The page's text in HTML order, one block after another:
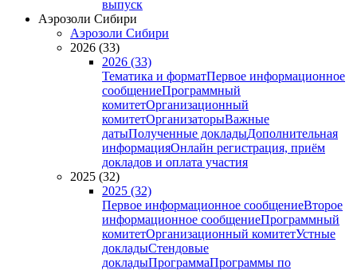
выпуск
Аэрозоли Сибири
Аэрозоли Сибири
2026 (33)
2026 (33)
Тематика и форматПервое информационное
сообщениеПрограммный
комитетОрганизационный
комитетОрганизаторыВажные
датыПолученные докладыДополнительная
информацияОнлайн регистрация, приём
докладов и оплата участия
2025 (32)
2025 (32)
Первое информационное сообщениеВторое
информационное сообщениеПрограммный
комитетОрганизационный комитетУстные
докладыСтендовые
докладыПрограммаПрограммы по